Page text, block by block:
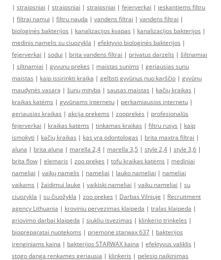
| straipsniai | straipsniai | straipsniai | fejerverkai | ieskantiems filtru
| filtrai namui | filtru nauda | vandens filtrai | vandens filtrai |
biologinės bakterijos | kanalizacijos kvapas | kanalizacijos bakterijos |
medinis namelis su ciuozykla | efektyvio biologinės bakterijos |
fejerverkai | sodui | brita vandens filtrai | privatus darzelis | šiltnamiai
| siltnamiai | gyvunu prekes | maistas sunims | geriausias sunu
maistas | kaip issirinkti kraika | gelbsti gyvūnus nuo karščio | gyvūnų
maudynės vasarą | šunų mityba | sausas maistas | kačių kraikas |
kraikas katėms | gyvūnams internetu | perkamiausios internetu |
geriausias kraikas | akcija prekems | zooprekės | profesionalūs
fejerverkai | kraikas katems | tinkamas kraikas | filtru rusys | kaip
ismokyti | kačių kraikas | kas yra odontologas | brita maxtra filtrai |
aluna | brita aluna | marella 2,4 | marella 3,5 | style 2,4 | style 3,6 |
brita flow | elemaris | zoo prekes | tofu kraikas katėms | mediniai
nameliai | vaikų namelis | nameliai | lauko nameliai | nameliai
vaikams | žaidimui lauke | vaikiski nameliai | vaiku nameliai | su
ciuozykla | su čiuožykla | zoo prekes | Darbas Vilniuje | Recruitment
agency Lithuania | kroviniu pervezimas klaipeda | tralas klaipeda |
griovimo darbai klaipeda | siukliu isvezimas | klinkerio trinkeles |
biopreparatai nuotekoms | priemone starwax 637 | bakterijos
irenginiams kaina | bakterijos STARWAX kaina | efektyvus valiklis |
stogo danga renkames geriausia | klinkeris | pelesio naikinimas